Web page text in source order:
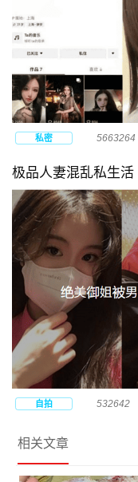
私密 5663264
极品人妻混乱私生活
自拍 532642
相关文章